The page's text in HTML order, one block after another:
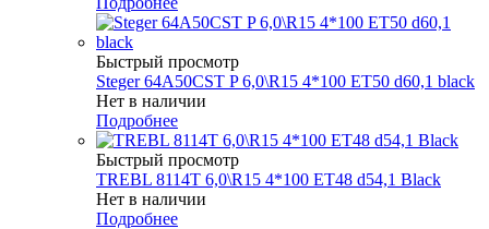
Быстрый просмотр
Steger 64A50CST P 6,0\R15 4*100 ET50 d60,1 black
Нет в наличии
Подробнее
Быстрый просмотр
TREBL 8114T 6,0\R15 4*100 ET48 d54,1 Black
Нет в наличии
Подробнее